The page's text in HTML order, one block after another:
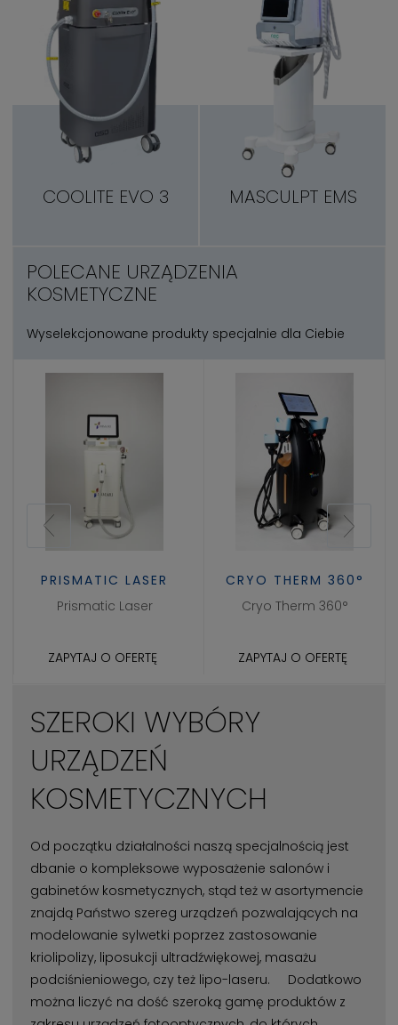
COOLITE EVO 3 MASCULPT EMS
POLECANE URZĄDZENIA
KOSMETYCZNE
Wyselekcjonowane produkty specjalnie dla Ciebie
PRISMATIC LASER
Prismatic Laser
ZAPYTAJ O OFERTĘ
CRYO THERM 360°
Cryo Therm 360°
ZAPYTAJ O OFERTĘ
SZEROKI WYBÓRY
URZĄDZEŃ
KOSMETYCZNYCH
Od początku działalności naszą specjalnością jest
dbanie o kompleksowe wyposażenie salonów i
gabinetów kosmetycznych, stąd też w asortymencie
znajdą Państwo szereg urządzeń pozwalających na
modelowanie sylwetki poprzez zastosowanie
kriolipolizy, liposukcji ultradźwiękowej, masażu
podciśnieniowego, czy też lipo-laseru. Dodatkowo
można liczyć na dość szeroką gamę produktów z